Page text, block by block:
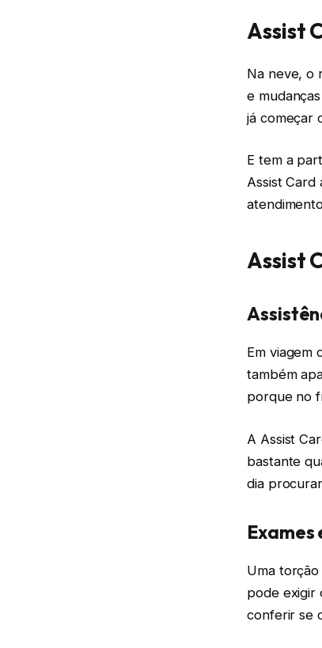
Assist
Na neve, o
e
já começar
E tem a
Assist Card
Assist
Em viagem
também
porque no
A Assist
bastante
dia
Uma
pode exigir
conferir se